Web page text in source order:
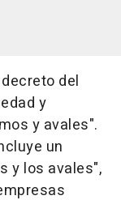
del
y
y avales".
un
y los avales",